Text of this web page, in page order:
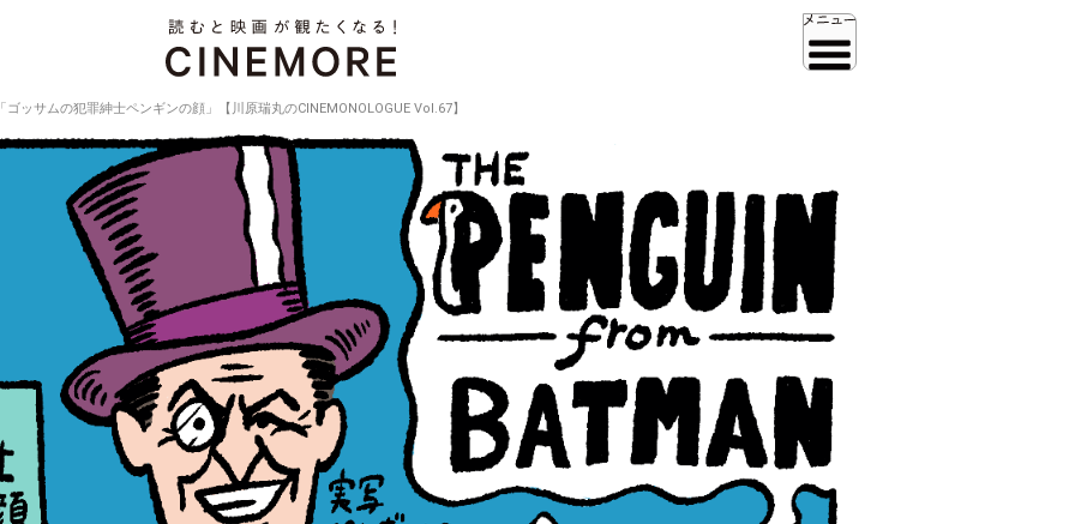
「ゴッサムの犯罪紳士ペンギンの顔」【川原瑞丸のCINEMONOLOGUE Vol.67】